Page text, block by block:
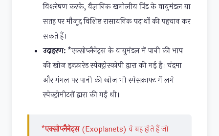
विश्लेषण करके, वैज्ञानिक खगोलीय पिंड के वायुमंडल या
सतह पर मौजूद विशिष्ट रासायनिक पदार्थों की पहचान कर
सकते हैं।
उदाहरण: *एक्सोप्लैनेट्स के वायुमंडल में पानी की भाप
की खोज इन्फ्रारेड स्पेक्ट्रोस्कोपी द्वारा की गई है। चंद्रमा
और मंगल पर पानी की खोज भी स्पेसक्राफ्ट में लगे
स्पेक्ट्रोमीटरों द्वारा की गई थी।
*एक्सोप्लैनेट्स(Exoplanets) वे ग्रह होते हैं जो